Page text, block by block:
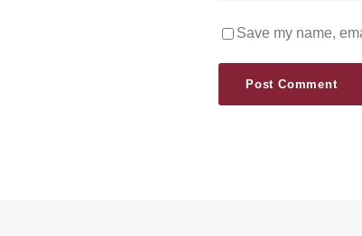
Save my name,